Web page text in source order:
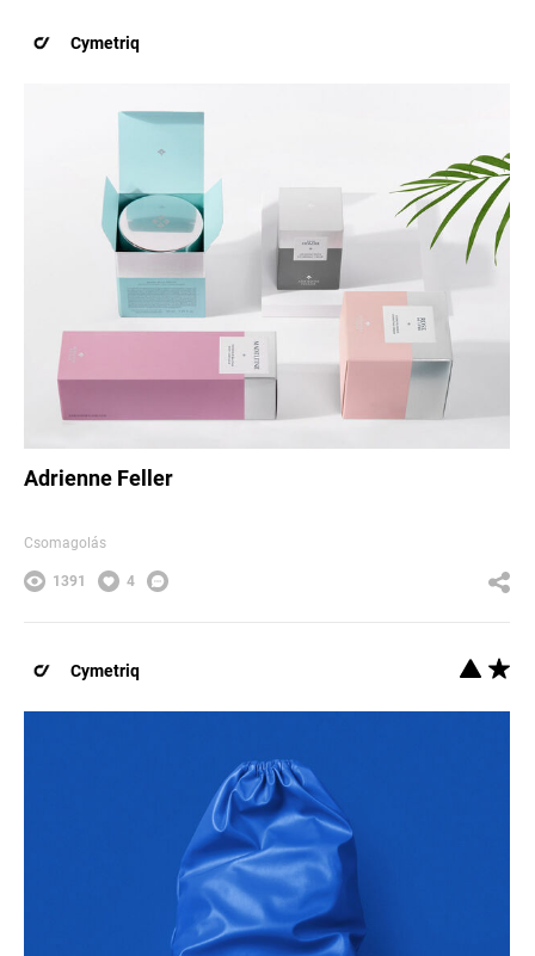
Cymetriq
Adrienne Feller
Csomagolás
1391 4
Cymetriq